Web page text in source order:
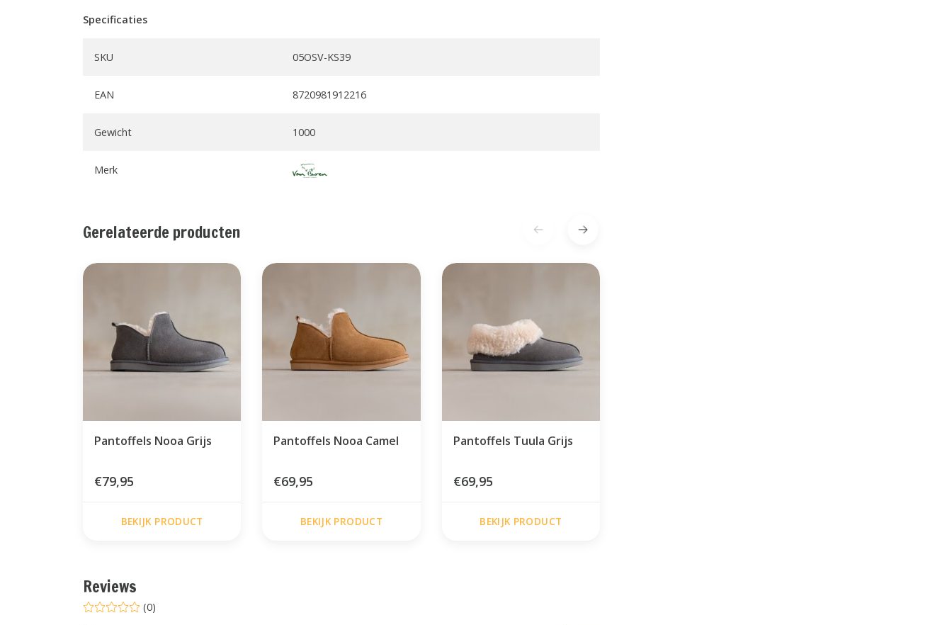
Specificaties
SKU 05OSV-KS39
EAN 8720981912216
Gewicht 1000
Merk
Gerelateerde producten
Pantoffels Nooa Grijs
€79,95
BEKIJK PRODUCT
Pantoffels Nooa Camel
€69,95
BEKIJK PRODUCT
Pantoffels Tuula Grijs
€69,95
BEKIJK PRODUCT
Reviews
(0)